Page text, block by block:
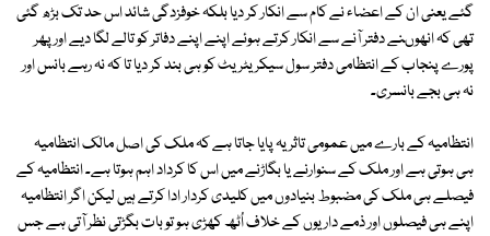
گئے یعنی ان کے اعضاء نے کام سے انکار کر دیا بلکہ خوفزدگی شائد اس حد تک بڑھ گئی
تھی کہ انھوںنے دفتر آنے سے انکار کرتے ہوئے اپنے اپنے دفاتر کو تالے لگا دیے اور پھر
پورے پنجاب کے انتظامی دفتر سول سیکریٹریٹ کو ہی بند کر دیا تا کہ نہ رہے بانس اور
نہ ہی بجے بانسری۔
انتظامیہ کے بارے میں عمومی تاثر یہ پایا جاتا ہے کہ ملک کی اصل مالک انتظامیہ
ہی ہوتی ہے اور ملک کے سنوارنے یا بگاڑنے میں اس کا کرداد اہم ہوتا ہے۔ انتظامیہ کے
فیصلے ہی ملک کی مضبوط بنیادوں میں کلیدی کردار ادا کرتے ہیں لیکن اگر انتظامیہ
اپنے ہی فیصلوں اور ذمے داریوں کے خلاف اُٹھ کھڑی ہو تو بات بگڑتی نظر آتی ہے جس